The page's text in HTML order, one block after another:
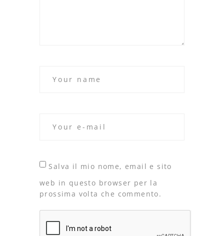
Salva il mio nome, email e sito
web in questo browser per la
prossima volta che commento.